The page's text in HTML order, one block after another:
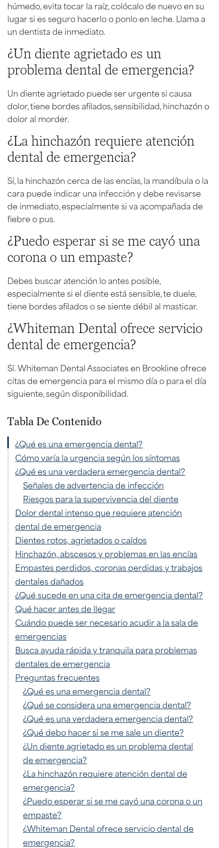
húmedo, evita tocar la raíz, colócalo de nuevo en su
lugar si es seguro hacerlo o ponlo en leche. Llama a
un dentista de inmediato.
¿Un diente agrietado es un
problema dental de emergencia?
Un diente agrietado puede ser urgente si causa
dolor, tiene bordes afilados, sensibilidad, hinchazón o
dolor al morder.
¿La hinchazón requiere atención
dental de emergencia?
Sí, la hinchazón cerca de las encías, la mandíbula o la
cara puede indicar una infección y debe revisarse
de inmediato, especialmente si va acompañada de
fiebre o pus.
¿Puedo esperar si se me cayó una
corona o un empaste?
Debes buscar atención lo antes posible,
especialmente si el diente está sensible, te duele,
tiene bordes afilados o se siente débil al masticar.
¿Whiteman Dental ofrece servicio
dental de emergencia?
Sí. Whiteman Dental Associates en Brookline ofrece
citas de emergencia para el mismo día o para el día
siguiente, según disponibilidad.
Tabla De Contenido
¿Qué es una emergencia dental?
Cómo varía la urgencia según los síntomas
¿Qué es una verdadera emergencia dental?
Señales de advertencia de infección
Riesgos para la supervivencia del diente
Dolor dental intenso que requiere atención
dental de emergencia
Dientes rotos, agrietados o caídos
Hinchazón, abscesos y problemas en las encías
Empastes perdidos, coronas perdidas y trabajos
dentales dañados
¿Qué sucede en una cita de emergencia dental?
Qué hacer antes de llegar
Cuándo puede ser necesario acudir a la sala de
emergencias
Busca ayuda rápida y tranquila para problemas
dentales de emergencia
Preguntas frecuentes
¿Qué es una emergencia dental?
¿Qué se considera una emergencia dental?
¿Qué es una verdadera emergencia dental?
¿Qué debo hacer si se me sale un diente?
¿Un diente agrietado es un problema dental
de emergencia?
¿La hinchazón requiere atención dental de
emergencia?
¿Puedo esperar si se me cayó una corona o un
empaste?
¿Whiteman Dental ofrece servicio dental de
emergencia?